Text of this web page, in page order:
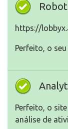
https://
Perfeito, o
Perfeito, o
análise de